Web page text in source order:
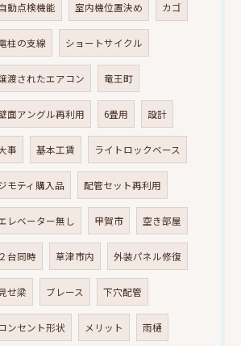
動点検機能 室内機位置決め カゴ
柱の支線 ショートサイクル
渡されたエアコン 竜王町
面アングル再利用 6畳用 設計
事 基本工賃 ライトロックベース
モティ購入品 配管セット再利用
レベーター無し 甲賀市 空き部屋
２台同時 草津市内 外装パネル修復
見せ梁 ブレース 下穴配管
コンセント形状 メリット 雨樋